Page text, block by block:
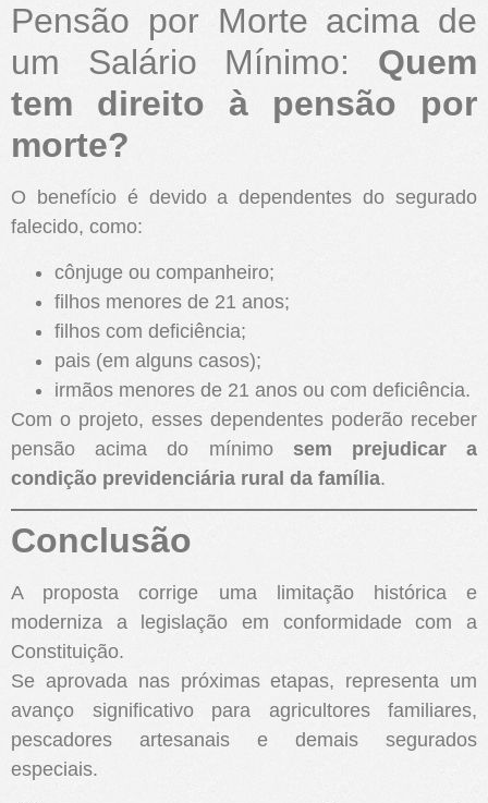
Pensão por Morte acima de
um Salário Mínimo: Quem
tem direito à pensão por
morte?
O benefício é devido a dependentes do segurado
falecido, como:
cônjuge ou companheiro;
filhos menores de 21 anos;
filhos com deficiência;
pais (em alguns casos);
irmãos menores de 21 anos ou com deficiência.
Com o projeto, esses dependentes poderão receber
pensão acima do mínimo sem prejudicar a
condição previdenciária rural da família.
Conclusão
A proposta corrige uma limitação histórica e
moderniza a legislação em conformidade com a
Constituição.
Se aprovada nas próximas etapas, representa um
avanço significativo para agricultores familiares,
pescadores artesanais e demais segurados
especiais.